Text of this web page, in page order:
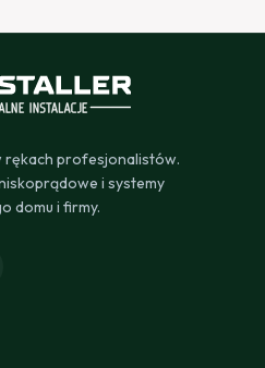
rękach profesjonalistów.
i systemy
domu i firmy.